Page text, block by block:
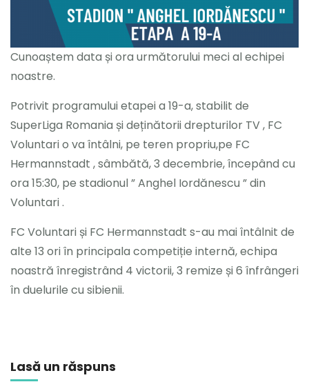
Cunoaștem data și ora următorului meci al echipei
noastre.
Potrivit programului etapei a 19-a, stabilit de
SuperLiga Romania și deținătorii drepturilor TV , FC
Voluntari o va întâlni, pe teren propriu,pe FC
Hermannstadt , sâmbătă, 3 decembrie, începând cu
ora 15:30, pe stadionul ” Anghel Iordănescu ” din
Voluntari .
FC Voluntari și FC Hermannstadt s-au mai întâlnit de
alte 13 ori în principala competiție internă, echipa
noastră înregistrând 4 victorii, 3 remize și 6 înfrângeri
în duelurile cu sibienii.
Lasă un răspuns